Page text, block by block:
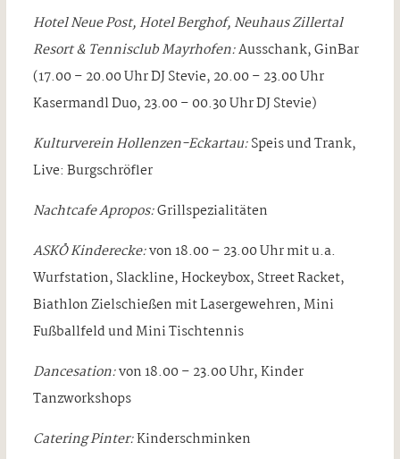
Hotel Neue Post, Hotel Berghof, Neuhaus Zillertal
Resort & Tennisclub Mayrhofen:Ausschank, GinBar
(17.00 – 20.00 Uhr DJ Stevie, 20.00 – 23.00 Uhr
Kasermandl Duo, 23.00 – 00.30 Uhr DJ Stevie)
Kulturverein Hollenzen-Eckartau:Speis und Trank,
Live: Burgschröfler
Nachtcafe Apropos:Grillspezialitäten
ASKÖ Kinderecke:von 18.00 – 23.00 Uhr mit u.a.
Wurfstation, Slackline, Hockeybox, Street Racket,
Biathlon Zielschießen mit Lasergewehren, Mini
Fußballfeld und Mini Tischtennis
Dancesation:von 18.00 – 23.00 Uhr, Kinder
Tanzworkshops
Catering Pinter:Kinderschminken